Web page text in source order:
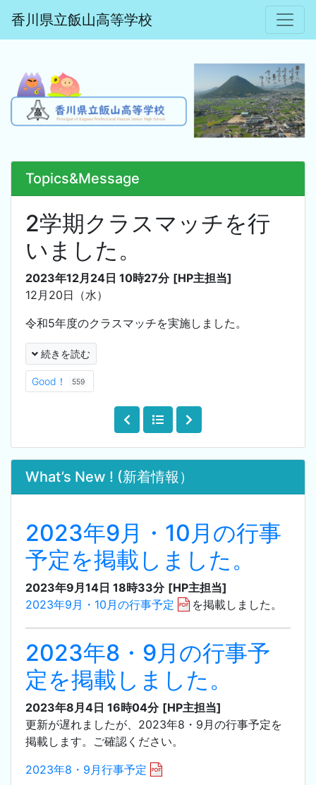
香川県立飯山高等学校
Topics&Message
2学期クラスマッチを行
いました。
2023年12月24日 10時27分 [HP主担当]
12月20日（水）
令和5年度のクラスマッチを実施しました。
続きを読む
Good！ 559
What’s New ! (新着情報）
2023年9月・10月の行事
予定を掲載しました。
2023年9月14日 18時33分 [HP主担当]
2023年9月・10月の行事予定
を掲載しました。
2023年8・9月の行事予
定を掲載しました。
2023年8月4日 16時04分 [HP主担当]
更新が遅れましたが、2023年8・9月の行事予定を
掲載します。ご確認ください。
2023年8・9月行事予定